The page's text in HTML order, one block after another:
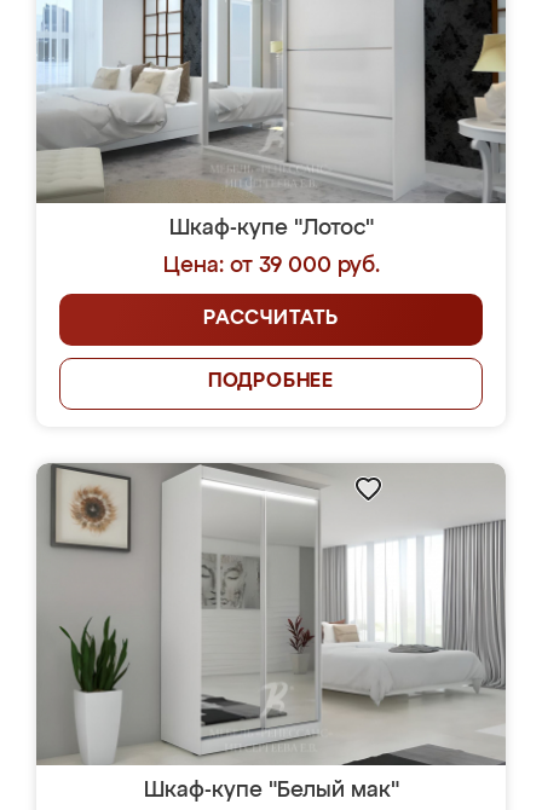
Шкаф-купе "Лотос"
Цена: от 39 000 руб.
РАССЧИТАТЬ
ПОДРОБНЕЕ
Шкаф-купе "Белый мак"